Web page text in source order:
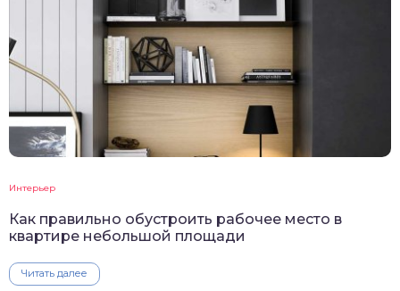
Интерьер
Как правильно обустроить рабочее место в
квартире небольшой площади
Читать далее